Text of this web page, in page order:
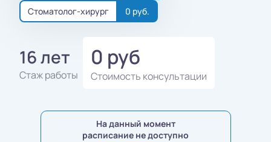
Стоматолог-хирург
0 руб.
16 лет
Стаж работы
0 руб
Стоимость консультации
На данный момент
расписание не доступно